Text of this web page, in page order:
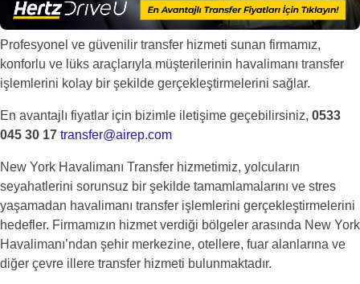
Profesyonel ve güvenilir transfer hizmeti sunan firmamız,
konforlu ve lüks araçlarıyla müşterilerinin havalimanı transfer
işlemlerini kolay bir şekilde gerçekleştirmelerini sağlar.
En avantajlı fiyatlar için bizimle iletişime geçebilirsiniz, 0533
045 30 17 transfer@airep.com
New York Havalimanı Transfer hizmetimiz, yolcuların
seyahatlerini sorunsuz bir şekilde tamamlamalarını ve stres
yaşamadan havalimanı transfer işlemlerini gerçekleştirmelerini
hedefler. Firmamızın hizmet verdiği bölgeler arasında New York
Havalimanı’ndan şehir merkezine, otellere, fuar alanlarına ve
diğer çevre illere transfer hizmeti bulunmaktadır.